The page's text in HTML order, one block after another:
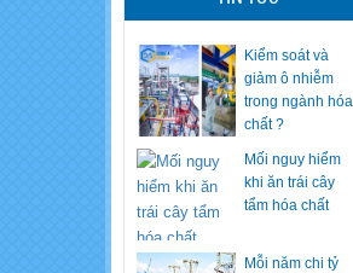
Kiểm soát và
giảm ô nhiễm
trong ngành hóa
chất ?
Mối nguy hiểm
khi ăn trái cây
tẩm hóa chất
Mỗi năm chi tỷ